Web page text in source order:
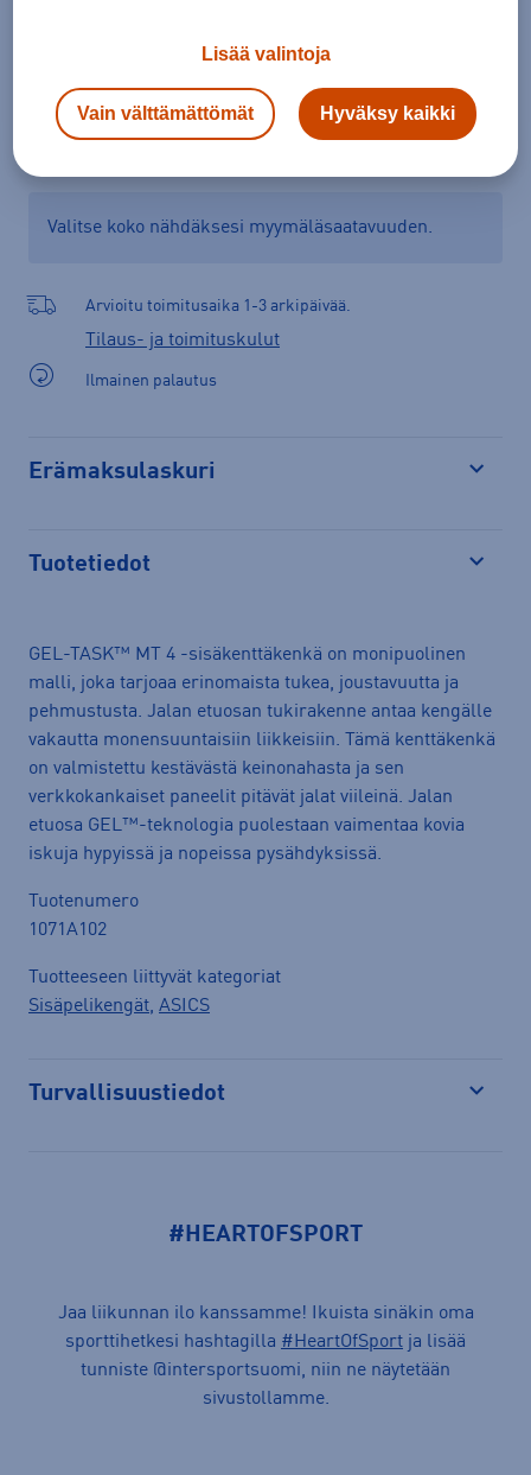
Tarkista saatavuus ja tilaa myymälästä
Valitse koko nähdäksesi myymäläsaatavuuden.
Arvioitu toimitusaika 1-3 arkipäivää.
Tilaus- ja toimituskulut
Ilmainen palautus
Erämaksulaskuri
Tuotetiedot
GEL-TASK™ MT 4 -sisäkenttäkenkä on monipuolinen
malli, joka tarjoaa erinomaista tukea, joustavuutta ja
pehmustusta. Jalan etuosan tukirakenne antaa kengälle
vakautta monensuuntaisiin liikkeisiin. Tämä kenttäkenkä
on valmistettu kestävästä keinonahasta ja sen
verkkokankaiset paneelit pitävät jalat viileinä. Jalan
etuosa GEL™-teknologia puolestaan vaimentaa kovia
iskuja hypyissä ja nopeissa pysähdyksissä.
Tuotenumero
1071A102
Tuotteeseen liittyvät kategoriat
Sisäpelikengät, ASICS
Turvallisuustiedot
#HEARTOFSPORT
Jaa liikunnan ilo kanssamme! Ikuista sinäkin oma
sporttihetkesi hashtagilla #HeartOfSport ja lisää
tunniste @intersportsuomi, niin ne näytetään
sivustollamme.
Lisää valintoja
Vain välttämättömät Hyväksy kaikki